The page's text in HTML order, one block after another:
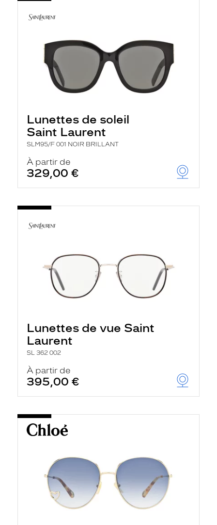
Lunettes de soleil
Saint Laurent
SLM95/F 001 NOIR BRILLANT
À partir de
329,00 €
Lunettes de vue Saint
Laurent
SL 362 002
À partir de
395,00 €